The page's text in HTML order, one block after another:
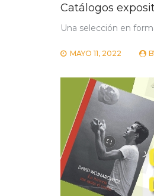
Catálogos
Una selección en
MAYO 11, 2022